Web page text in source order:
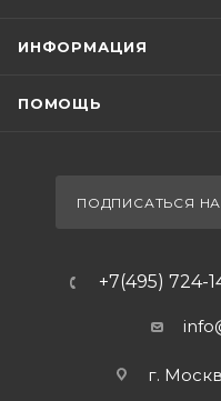
ИНФОРМАЦИЯ
ПОМОЩЬ
ПОДПИСАТЬСЯ
+7(495) 724-
г.